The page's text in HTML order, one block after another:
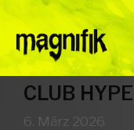
CLUB
6. März 2026